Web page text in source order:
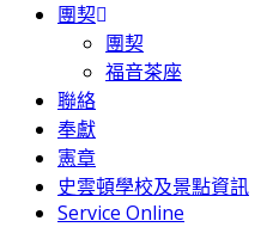
團契
團契
福音茶座
聯絡
奉獻
憲章
史雲頓學校及景點資訊
Service Online